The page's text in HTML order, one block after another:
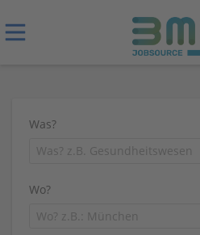
Was?
Wo?